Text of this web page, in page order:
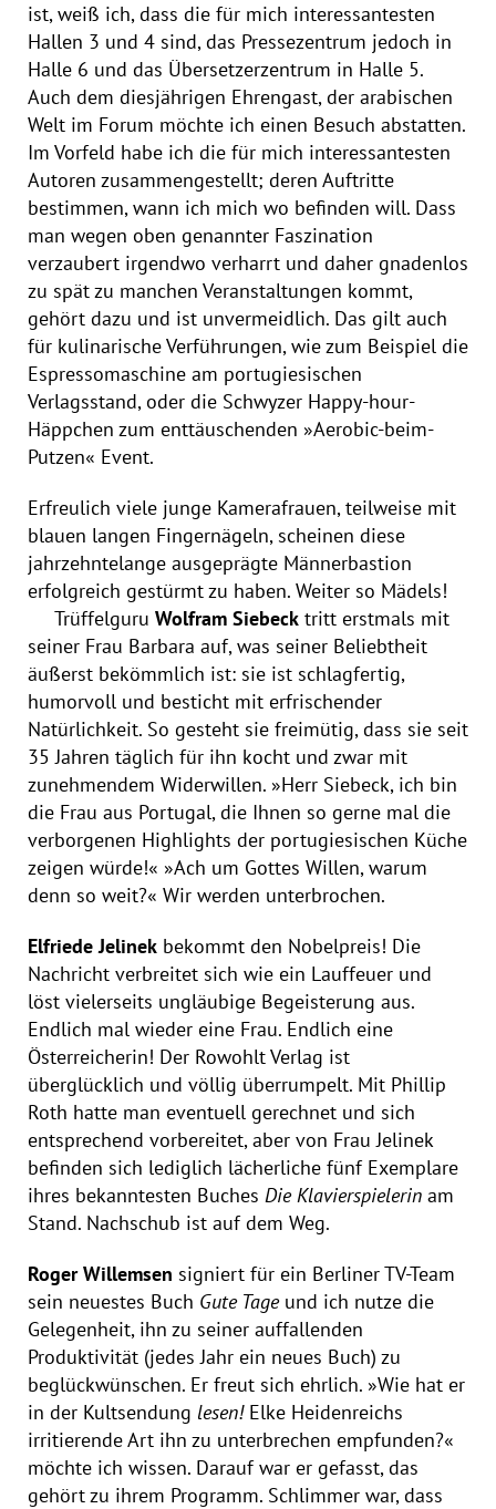
ist, weiß ich, dass die für mich interessantesten
Hallen 3 und 4 sind, das Pressezentrum jedoch in
Halle 6 und das Übersetzerzentrum in Halle 5.
Auch dem diesjährigen Ehrengast, der arabischen
Welt im Forum möchte ich einen Besuch abstatten.
Im Vorfeld habe ich die für mich interessantesten
Autoren zusammengestellt; deren Auftritte
bestimmen, wann ich mich wo befinden will. Dass
man wegen oben genannter Faszination
verzaubert irgendwo verharrt und daher gnadenlos
zu spät zu manchen Veranstaltungen kommt,
gehört dazu und ist unvermeidlich. Das gilt auch
für kulinarische Verführungen, wie zum Beispiel die
Espressomaschine am portugiesischen
Verlagsstand, oder die Schwyzer Happy-hour-
Häppchen zum enttäuschenden »Aerobic-beim-
Putzen« Event.
Erfreulich viele junge Kamerafrauen, teilweise mit
blauen langen Fingernägeln, scheinen diese
jahrzehntelange ausgeprägte Männerbastion
erfolgreich gestürmt zu haben. Weiter so Mädels!
Trüffelguru Wolfram Siebeck tritt erstmals mit
seiner Frau Barbara auf, was seiner Beliebtheit
äußerst bekömmlich ist: sie ist schlagfertig,
humorvoll und besticht mit erfrischender
Natürlichkeit. So gesteht sie freimütig, dass sie seit
35 Jahren täglich für ihn kocht und zwar mit
zunehmendem Widerwillen. »Herr Siebeck, ich bin
die Frau aus Portugal, die Ihnen so gerne mal die
verborgenen Highlights der portugiesischen Küche
zeigen würde!« »Ach um Gottes Willen, warum
denn so weit?« Wir werden unterbrochen.
Elfriede Jelinek bekommt den Nobelpreis! Die
Nachricht verbreitet sich wie ein Lauffeuer und
löst vielerseits ungläubige Begeisterung aus.
Endlich mal wieder eine Frau. Endlich eine
Österreicherin! Der Rowohlt Verlag ist
überglücklich und völlig überrumpelt. Mit Phillip
Roth hatte man eventuell gerechnet und sich
entsprechend vorbereitet, aber von Frau Jelinek
befinden sich lediglich lächerliche fünf Exemplare
ihres bekanntesten Buches Die Klavierspielerin am
Stand. Nachschub ist auf dem Weg.
Roger Willemsen signiert für ein Berliner TV-Team
sein neuestes Buch Gute Tageund ich nutze die
Gelegenheit, ihn zu seiner auffallenden
Produktivität (jedes Jahr ein neues Buch) zu
beglückwünschen. Er freut sich ehrlich. »Wie hat er
in der Kultsendung lesen!Elke Heidenreichs
irritierende Art ihn zu unterbrechen empfunden?«
möchte ich wissen. Darauf war er gefasst, das
gehört zu ihrem Programm. Schlimmer war, dass